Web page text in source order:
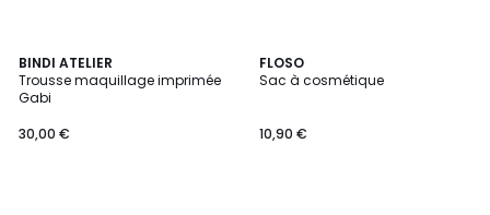
BINDI ATELIER
Trousse maquillage imprimée
Gabi
30,00 €
FLOSO
Sac à cosmétique
10,90 €